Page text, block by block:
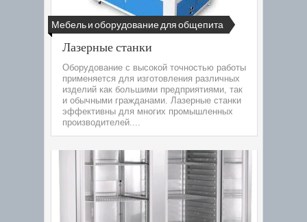
Мебель и оборудование для общепита
Лазерные станки
Оборудование с высокой точностью работы
применяется для изготовления различных
изделий как большими предприятиями, так
и обычными гражданами. Лазерные станки
эффективны для многих промышленных
производителей....